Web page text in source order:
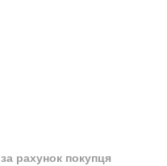
за рахунок покупця